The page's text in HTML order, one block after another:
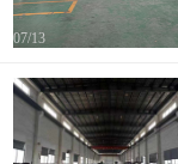
07/13